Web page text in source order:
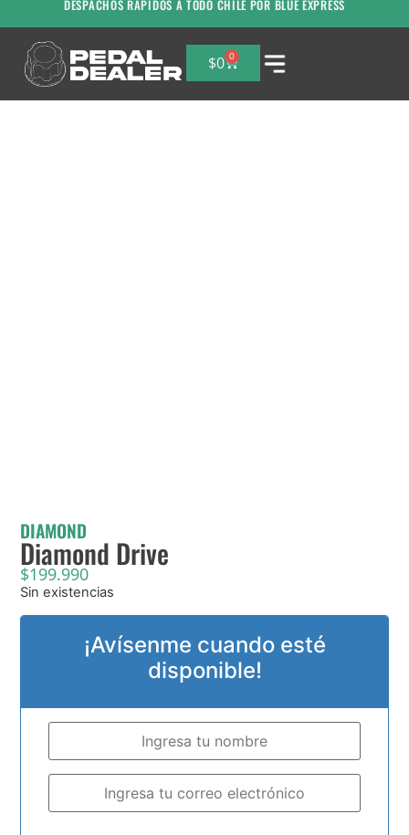
DESPACHOS RAPIDOS A TODO CHILE POR BLUE EXPRESS
$0 0
DIAMOND
Diamond Drive
$199.990
Sin existencias
¡Avísenme cuando esté
disponible!